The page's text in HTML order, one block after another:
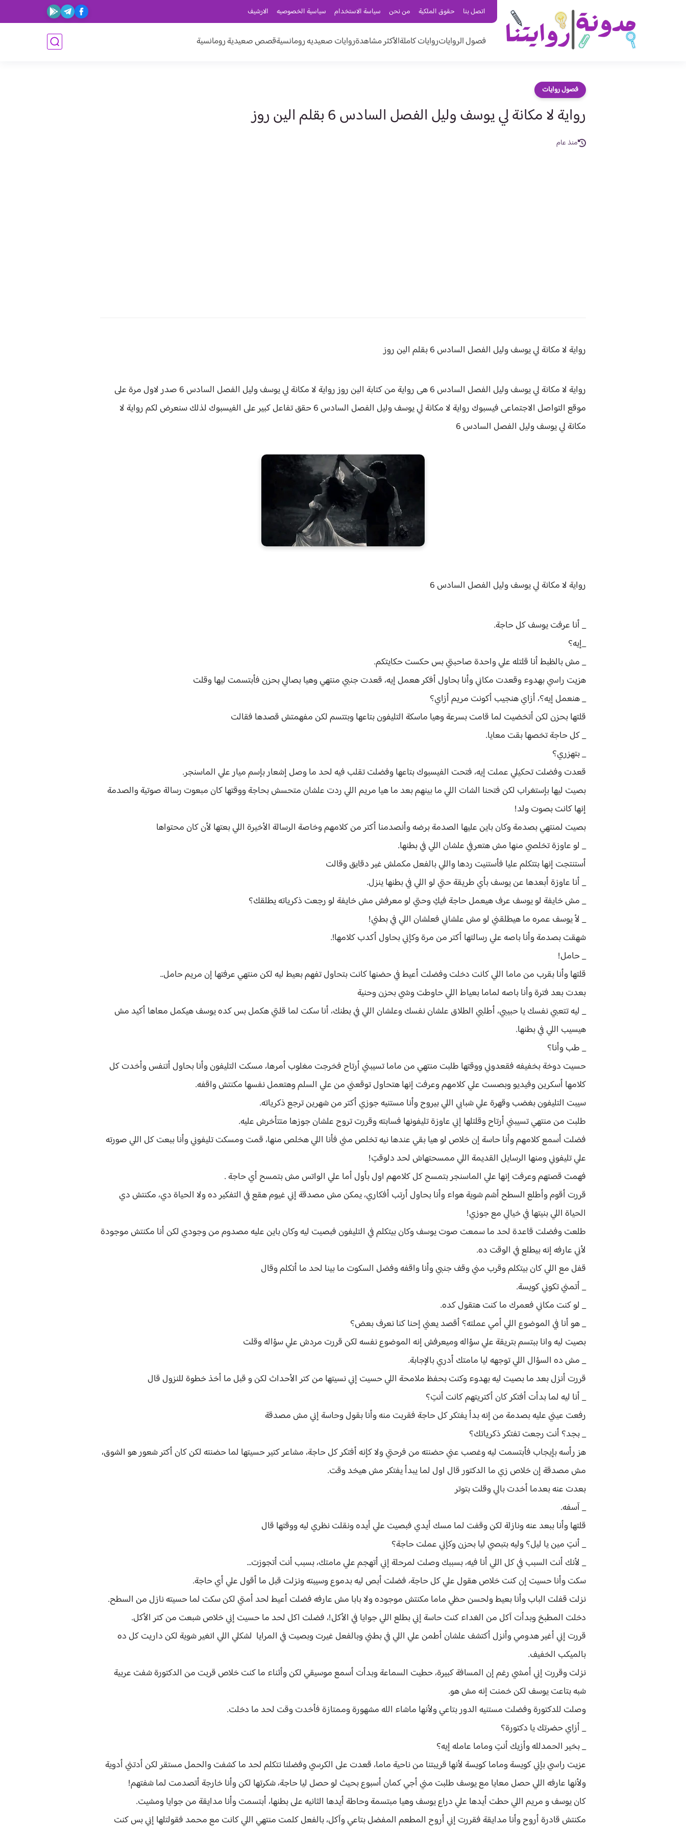
اتصل بنا حقوق الملكية من نحن سياسة الاستخدام سياسية الخصوصيه الارشيف
فصول الرواياتروايات كاملةالأكثر مشاهدةروايات صعيديه رومانسيةقصص صعيدية رومانسية
فصول روايات
رواية لا مكانة لي يوسف وليل الفصل السادس 6 بقلم الين روز
منذ عام
رواية لا مكانة لي يوسف وليل الفصل السادس 6 بقلم الين روز
رواية لا مكانة لي يوسف وليل الفصل السادس 6 هى رواية من كتابة الين روز رواية
لا مكانة لي يوسف وليل الفصل السادس 6 صدر لاول مرة على
موقع التواصل الاجتماعى فيسبوك رواية لا مكانة لي يوسف وليل الفصل السادس 6 حقق
تفاعل كبير على الفيسبوك لذلك سنعرض لكمرواية لا
مكانة لي يوسف وليل الفصل السادس 6
رواية لا مكانة لي يوسف وليل الفصل السادس 6
_ أنا عرفت يوسف كل حاجة.
_إيه؟
_ مش بالظبط أنا قلتله علي واحدة صاحبتي بس حكست حكايتكم.
هزيت راسي بهدوء وقعدت مكاني وأنا بحاول أفكر هعمل إيه، قعدت جنبي منتهي وهيا بصالي بحزن فأبتسمت ليها وقلت
_ هنعمل إيه؟، أزاي هنجيب أكونت مريم أزاي؟
قلتها بحزن لكن أتخضيت لما قامت بسرعة وهيا ماسكة التليفون بتاعها وبتتسم لكن مفهمتش قصدها فقالت
_ كل حاجة تخصها بقت معايا.
_ بتهزري؟
قعدت وفضلت تحكيلي عملت إيه، فتحت الفيسبوك بتاعها وفضلت تقلب فيه لحد ما وصل إشعار بإسم ميار علي الماسنجر.
بصيت ليها بإستغراب لكن فتحنا الشات اللي ما بينهم بعد ما هيا مريم اللي ردت علشان متحسش بحاجة ووقتها كان مبعوت رسالة صوتية والصدمة
إنها كانت بصوت ولد!
بصيت لمنتهي بصدمة وكان باين عليها الصدمة برضه وأنصدمنا أكتر من كلامهم وخاصة الرسالة الأخيرة اللي بعتها لأن كان محتواها
_ لو عاوزة تخلصي منها مش هتعرفي علشان اللي في بطنها.
أستنتجت إنها بتتكلم عليا فأستنيت ردها واللي بالفعل مكملش غير دقايق وقالت
_ أنا عاوزة أبعدها عن يوسف بأي طريقة حتي لو اللي في بطنها ينزل.
_ مش خايفة لو يوسف عرف هيعمل حاجة فيكِ وحتي لو معرفش مش خايفة لو رجعت ذكرياته يطلقك؟
_ لأ يوسف عمره ما هيطلقني لو مش علشاني فعلشان اللي في بطني!
شهقت بصدمة وأنا باصه علي رسالتها أكتر من مرة وكإني بحاول أكدب كلامها!.
_ حامل!
قلتها وأنا بقرب من ماما اللي كانت دخلت وفضلت أعيط في حضنها كانت بتحاول تفهم بعيط ليه لكن منتهي عرفتها إن مريم حامل..
بعدت بعد فترة وأنا باصه لماما بعياط اللي حاوطت وشي بحزن وحنية
_ ليه تتعبي نفسك يا حبيبي، أطلبي الطلاق علشان نفسك وعلشان اللي في بطنك، أنا سكت لما قلتي هكمل بس كده يوسف هيكمل معاها أكيد مش
هيسيب اللي في بطنها.
_ طب وأنا؟
حسيت دوخة بخفيفه فقعدوني ووقتها طلبت منتهي من ماما تسيبني أرتاح فخرجت مغلوب أمرها، مسكت التليفون وأنا بحاول أتنفس وأخدت كل
كلامها أسكرين وفيديو وبصست علي كلامهم وعرفت إنها هتحاول توقعني من علي السلم وهتعمل نفسها مكنتش واقفه.
سيبت التليفون بغضب وقهرة علي شبابي اللي بيروح وأنا مستنيه جوزي أكتر من شهرين ترجع ذكرياته.
طلبت من منتهي تسيبني أرتاح وقلتلها إني عاوزة تليفونها فسابته وقررت تروح علشان جوزها متتأخرش عليه.
فضلت أسمع كلامهم وأنا حاسة إن خلاص لو هيا بقي عندها نيه تخلص مني فأنا اللي هخلص منها، قمت ومسكت تليفوني وأنا ببعت كل اللي صورته
علي تليفوني ومنها الرسايل القديمة اللي ممسحتهاش لحد دلوقتِ!
فهمت قصتهم وعرفت إنها علي الماسنجر بتمسح كل كلامهم اول بأول أما علي الواتس مش بتمسح أي حاجة .
قررت أقوم وأطلع السطح أشم شوية هواء وأنا بحاول أرتب أفكاري، يمكن مش مصدقة إني غيوم هقع في التفكير ده ولا الحياة دي، مكنتش دي
الحياة اللي بنيتها في خيالي مع جوزي!
طلعت وفضلت قاعدة لحد ما سمعت صوت يوسف وكان بيتكلم في التليفون فبصيت ليه وكان باين عليه مصدوم من وجودي لكن أنا مكنتش موجودة
لأني عارفه إنه بيطلع في الوقت ده.
قفل مع اللي كان بيتكلم وقرب مني وقف جنبي وأنا واقفه وفضل السكوت ما بينا لحد ما أتكلم وقال
_ أتمني تكوني كويسة.
_ لو كنت مكاني فعمرك ما كنت هتقول كده.
_ هو أنا في الموضوع اللي أمي عملته؟ أقصد يعني إحنا كنا نعرف بعض؟
بصيت ليه وانا ببتسم بتريقة علي سؤاله وميعرفش إنه الموضوع نفسه لكن قررت مردش علي سؤاله وقلت
_ مش ده السؤال اللي توجهه ليا مامتك أدري بالإجابة.
قررت أنزل بعد ما بصيت ليه بهدوء وكنت بحفظ ملامحة اللي حسيت إني نسيتها من كتر الأحداث لكن و قبل ما أخذ خطوة للنزول قال
_ أنا ليه لما بدأت أفتكر كان أكتريتهم كانت أنتِ؟
رفعت عيني عليه بصدمة من إنه بدأ يفتكر كل حاجة فقربت منه وأنا بقول وحاسة إني مش مصدقة
_ بجد؟ أنت رجعت تفتكر ذكرياتك؟
هز رأسه بإيجاب فأبتسمت ليه وغصب عني حضنته من فرحتي ولا كإنه أفتكر كل حاجة، مشاعر كتير حسيتها لما حضنته لكن كان أكتر شعور هو الشوق،
مش مصدقة إن خلاص زي ما الدكتور قال اول لما يبدأ يفتكر مش هيخد وقت.
بعدت عنه بعدما أخدت بالي وقلت بتوتر
_ آسفه.
قلتها وأنا ببعد عنه ونازلة لكن وقفت لما مسك أيدي فبصيت علي أيده ونقلت نظري ليه ووقتها قال
_ أنتِ مين يا ليل؟ وليه بتبصي ليا بحزن وكإني عملت حاجة؟
_ لأنك أنت السبب في كل اللي أنا فيه، بسببك وصلت لمرحلة إني أتهجم علي مامتك، بسبب أنت أتجوزت…
سكت وأنا حسيت إن كنت خلاص هقول علي كل حاجة، فضلت أبص ليه بدموع وسيبته ونزلت قبل ما أقول علي أي حاجة.
نزلت قفلت الباب وأنا بعيط ولحسن حظي ماما مكنتش موجوده ولا بابا مش عارفه فضلت أعيط لحد أمتي لكن سكت لما حسيته نازل من السطح.
دخلت المطبخ وبدأت آكل من الغداء كنت حاسة إني بطلع اللي جوايا في الأكل!، فضلت اكل لحد ما حسيت إني خلاص شبعت من كتر الأكل.
قررت إني أغير هدومي وأنزل أكتشف علشان أطمن علي اللي في بطني وبالفعل غيرت وبصيت في المرايا لشكلي اللي اتغير شوية لكن داريت كل ده
بالميكب الخفيف.
نزلت وقررت إني أمشي رغم إن المسافة كبيرة، حطيت السماعة وبدأت أسمع موسيقي لكن وأثناء ما كنت خلاص قربت من الدكتورة شفت عربية
شبه بتاعت يوسف لكن خمنت إنه مش هو.
وصلت للدكتورة وفضلت مستنيه الدور بتاعي ولأنها ماشاء الله مشهورة وممتازة فأخدت وقت لحد ما دخلت.
_ أزاي حضرتك يا دكتورة؟
_ بخير الحمدلله وأزيك أنتِ وماما عامله إيه؟
عزيت راسي بإني كويسة وماما كويسة لأنها قريبتنا من ناحية ماما، قعدت على الكرسي وفضلنا نتكلم لحد ما كشفت والحمل مستقر لكن أدتني أدوية
ولأنها عارفه اللي حصل معايا مع يوسف طلبت مني أجي كمان أسبوع بحيث لو حصل ليا حاجة، شكرتها لكن وأنا خارجة أتصدمت لما شفتهم!
كان يوسف و مريم اللي حطت أيدها علي دراع يوسف وهيا مبتسمة وحاطة أيدها الثانيه على بطنها، أبتسمت وأنا مدايقة من جوايا ومشيت.
مكنتش قادرة أروح وأنا مدايقة فقررت إني أروح المطعم المفضل بتاعي وآكل، بالفعل كلمت منتهي اللي كانت مع محمد فقولتلها إني بس كنت